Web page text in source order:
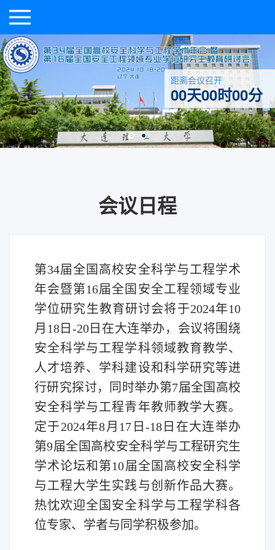
距离会议召开
00天00时00分
会议日程
第34届全国高校安全科学与工程学术
年会暨第16届全国安全工程领域专业
学位研究生教育研讨会将于2024年10
月18日-20日在大连举办 ， 会议将围绕
安全科学与工程学科领域教育教学、
人才培养、学科建设和科学研究等进
行研究探讨，同时举办第7届全国高校
安全科学与工程青年教师教学大赛。
定于2024年8月17日-18日在大连举办
第9届全国高校安全科学与工程研究生
学术论坛和 第10届全国高校安全科学
与工程大学生实践与创新作品大赛。
热忱欢迎全国安全科学与工程学科各
位专家、学者与 同学积极参加。